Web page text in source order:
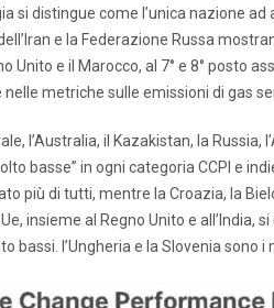
si distingue come l’unica nazione
e la Federazione Russa
Unito e il Marocco, al 7° e 8° posto
metriche sulle emissioni di gas
l’Australia, il Kazakistan, la
basse” in ogni categoria CCPI e
più di tutti, mentre la Croazia, la
insieme al Regno Unito e
bassi. l’Ungheria e la Slovenia sono i